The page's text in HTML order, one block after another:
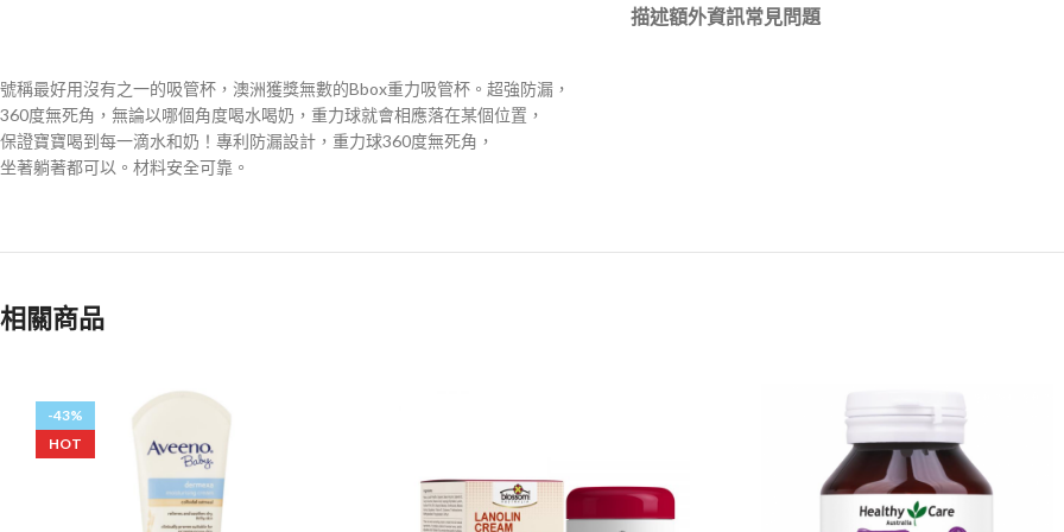
描述額外資訊常見問題
號稱最好用沒有之一的吸管杯，澳洲獲獎無數的Bbox重力吸管杯。超強防漏，
360度無死角，無論以哪個角度喝水喝奶，重力球就會相應落在某個位置，
保證寶寶喝到每一滴水和奶！專利防漏設計，重力球360度無死角，
坐著躺著都可以。材料安全可靠。
相關商品
-43%
HOT